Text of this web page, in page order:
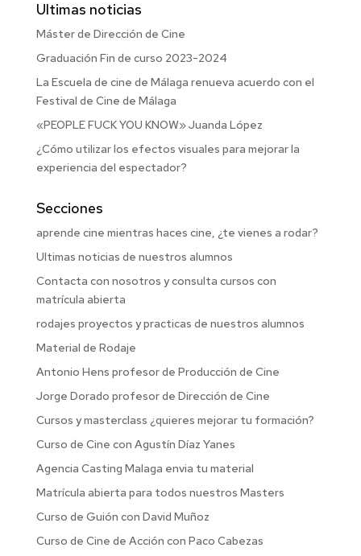
Ultimas noticias
Máster de Dirección de Cine
Graduación Fin de curso 2023-2024
La Escuela de cine de Málaga renueva acuerdo con el
Festival de Cine de Málaga
«PEOPLE FUCK YOU KNOW» Juanda López
¿Cómo utilizar los efectos visuales para mejorar la
experiencia del espectador?
Secciones
aprende cine mientras haces cine, ¿te vienes a rodar?
Ultimas noticias de nuestros alumnos
Contacta con nosotros y consulta cursos con
matrícula abierta
rodajes proyectos y practicas de nuestros alumnos
Material de Rodaje
Antonio Hens profesor de Producción de Cine
Jorge Dorado profesor de Dirección de Cine
Cursos y masterclass ¿quieres mejorar tu formación?
Curso de Cine con Agustín Díaz Yanes
Agencia Casting Malaga envia tu material
Matrícula abierta para todos nuestros Masters
Curso de Guión con David Muñoz
Curso de Cine de Acción con Paco Cabezas